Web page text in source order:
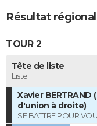
Résultat
TOUR 2
Tête de liste
Liste
Xavier BERTRAND
d'union à droite)
SE BATTRE POUR